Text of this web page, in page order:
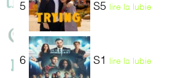
5 S5 lire la lubie
6 S1 lire la lubie